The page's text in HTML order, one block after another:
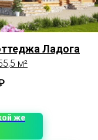
Ладога
м²
же